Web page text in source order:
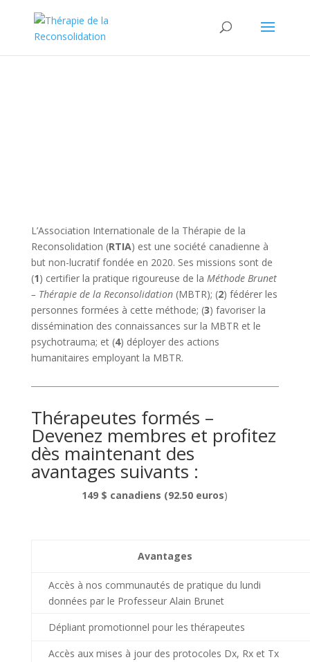
L’Association Internationale de la Thérapie de la
Reconsolidation (RTIA) est une société canadienne à
but non-lucratif fondée en 2020. Ses missions sont de
(1) certifier la pratique rigoureuse de la Méthode Brunet
– Thérapie de la Reconsolidation(MBTR); (2) fédérer les
personnes formées à cette méthode; (3) favoriser la
dissémination des connaissances sur la MBTR et le
psychotrauma; et (4) déployer des actions
humanitaires employant la MBTR.
Thérapeutes formés –
Devenez membres et profitez
dès maintenant des
avantages suivants :
149 $ canadiens (92.50 euros)
Avantages
Accès à nos communautés de pratique du lundi
données par le Professeur Alain Brunet
Dépliant promotionnel pour les thérapeutes
Accès aux mises à jour des protocoles Dx, Rx et Tx